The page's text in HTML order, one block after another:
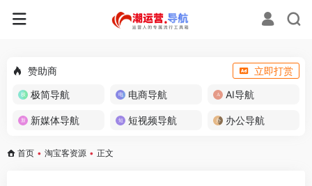
赞助商
立即打赏
极简导航
电商导航 AI导航
新媒体导航 短视频导航 办公导航
首页 • 淘宝客资源 • 正文